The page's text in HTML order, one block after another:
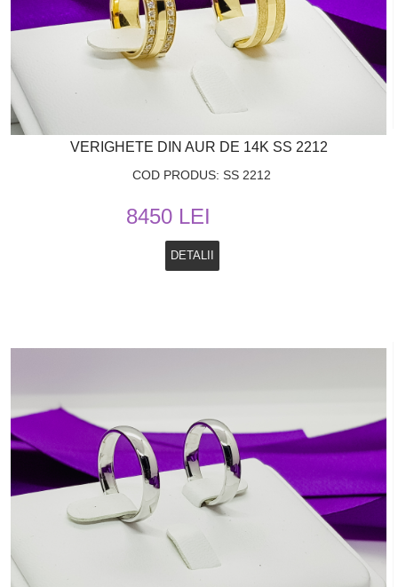
VERIGHETE DIN AUR DE 14K SS 2212
COD PRODUS: SS 2212
8450 LEI
DETALII